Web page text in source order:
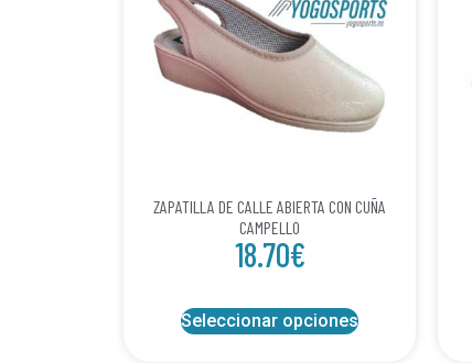
ZAPATILLA DE CALLE ABIERTA CON CUÑA
CAMPELLO
18.70€
Seleccionar opciones